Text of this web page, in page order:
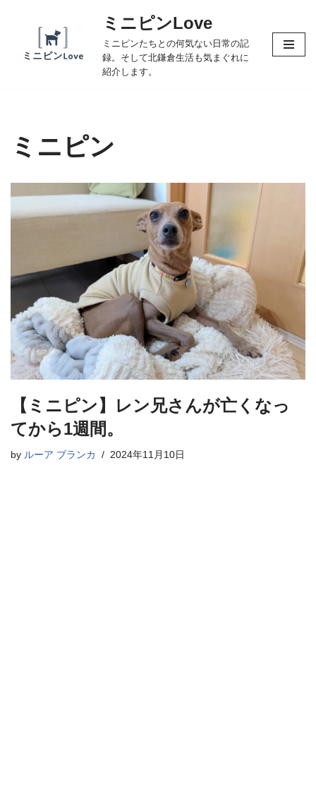
ス
キ
ミニピンLove
ミニピンたちとの何気ない日常の記
録。そして北鎌倉生活も気まぐれに
紹介します。
ミニピン
【ミニピン】レン兄さんが亡くなっ
てから1週間。
by ルーア ブランカ 2024年11月10日